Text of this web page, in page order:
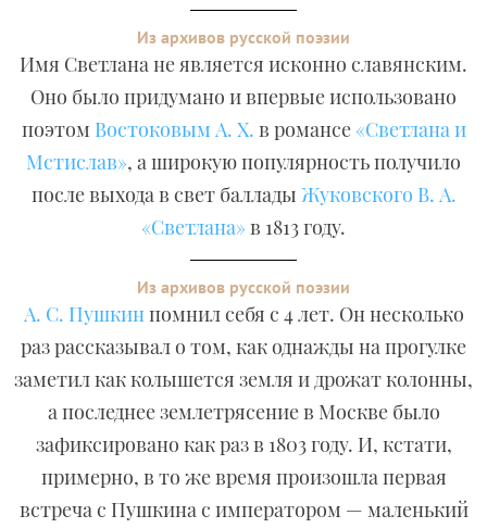
Из архивов русской поэзии
Имя Светлана не является исконно славянским.
Оно было придумано и впервые использовано
поэтом Востоковым А. Х. в романсе«Светлана и
Мстислав», а широкую популярность получило
после выхода в свет баллады Жуковского В. А.
«Светлана»в 1813 году.
Из архивов русской поэзии
А. С. Пушкинпомнил себя с 4 лет. Он несколько
раз рассказывал о том, как однажды на прогулке
заметил как колышется земля и дрожат колонны,
а последнее землетрясение в Москве было
зафиксировано как раз в 1803 году. И, кстати,
примерно, в то же время произошла первая
встреча с Пушкина с императором — маленький